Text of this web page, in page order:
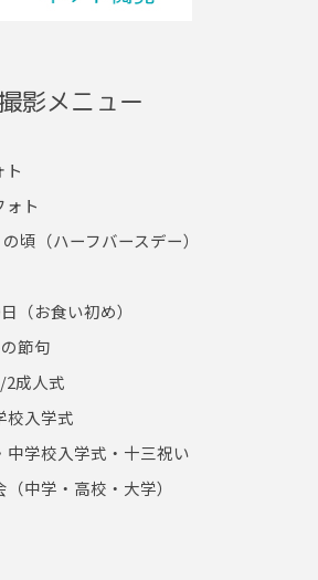
撮影メニュー
ト
ォト
頃（ハーフバースデー）
（お食い初め）
節句
2成人式
校入学式
中学校入学式・十三祝い
中学・高校・大学）